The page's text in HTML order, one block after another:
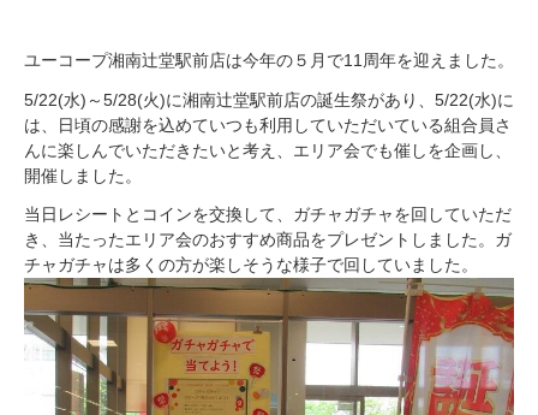
ユーコープ湘南辻堂駅前店は今年の５月で11周年を迎えました。
5/22(水)～5/28(火)に湘南辻堂駅前店の誕生祭があり、5/22(水)に
は、日頃の感謝を込めていつも利用していただいている組合員さ
んに楽しんでいただきたいと考え、エリア会でも催しを企画し、
開催しました。
当日レシートとコインを交換して、ガチャガチャを回していただ
き、当たったエリア会のおすすめ商品をプレゼントしました。ガ
チャガチャは多くの方が楽しそうな様子で回していました。